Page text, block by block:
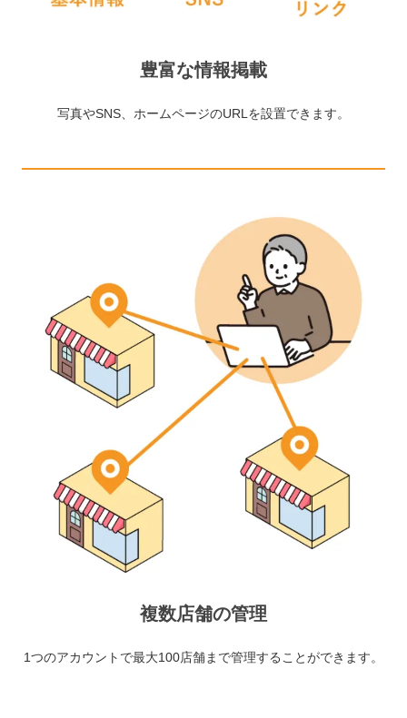
豊富な情報掲載
写真やSNS、ホームページのURLを設置できます。
複数店舗の管理
1つのアカウントで最大100店舗まで管理することができます。